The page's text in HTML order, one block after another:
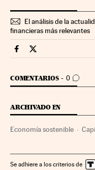
El análisis de la
financieras más relevantes
Mercados Financieros
Mercados
COMENTARIOS 0
IR A LOS
ARCHIVADO EN
Economía sostenible
Empresas Desarrollo
Se adhiere a los criterios de